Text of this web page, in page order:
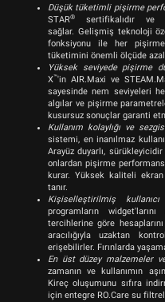
Düşük tüketimli pişirme
STAR®
sertifikalıdır ve
sağlar. Gelişmiş teknoloji
fonksiyonu ile her
tüketimini önemli ölçüde
Yüksek seviyede pişirme
X™'in AIR.Maxi ve
sayesinde nem seviyeleri
algılar ve pişirme
kusursuz sonuçlar garanti
Kullanım kolaylığı ve
sistemi, en inanılmaz
Arayüz duyarlı,
onlardan pişirme
kurar. Yüksek kaliteli
tanır.
Kişiselleştirilmiş
programların
tercihlerine göre
aracılığıyla uzaktan
erişebilirler. Fırınlarda
En üst düzey malzemeler
zamanın ve kullanımın
Kireç oluşumunu sıfıra
için entegre RO.Care su